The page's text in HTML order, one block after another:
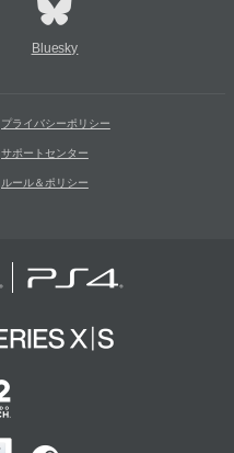
Bluesky
プライバシーポリシー
サポートセンター
ルール＆ポリシー